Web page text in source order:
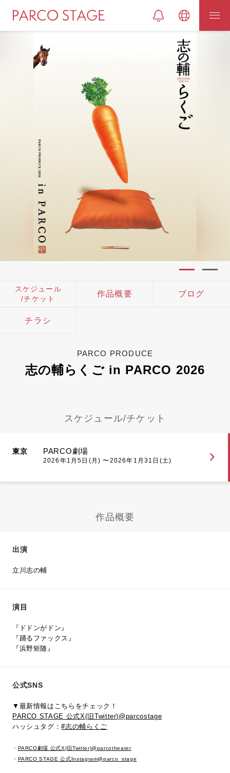
スケジュール
/チケット
作品概要 ブログ
チラシ
PARCO PRODUCE
志の輔らくご in PARCO 2026
スケジュール/チケット
東京 PARCO劇場
2026年1月5日(月) 〜2026年1月31日(土)
作品概要
出演
立川志の輔
演目
『ドドンがドン』
『踊るファックス』
『浜野矩随』
公式SNS
▼最新情報はこちらをチェック！
PARCO STAGE 公式X(旧Twitter)@parcostage
ハッシュタグ：#志の輔らくご
・ PARCO劇場 公式X(旧Twitter)@parcotheater
・ PARCO STAGE 公式Instagram@parco_stage